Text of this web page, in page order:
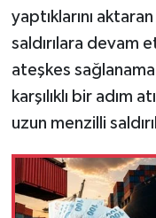
yaptıklarını
saldırılara devam
ateşkes
karşılıklı bir adım
uzun menzilli